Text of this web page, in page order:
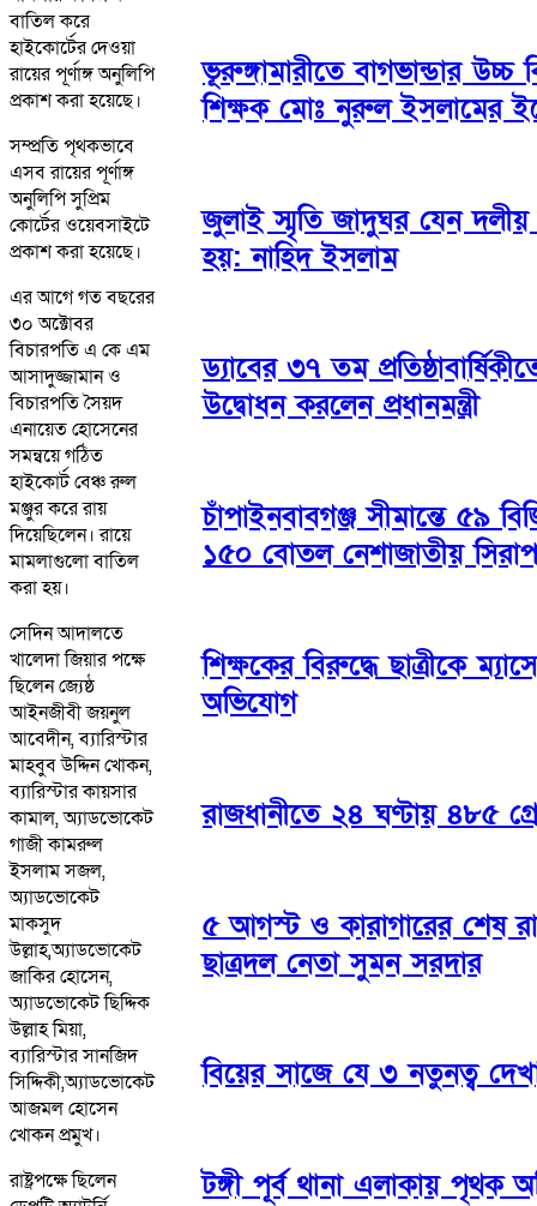
বাতিল করে
হাইকোর্টের দেওয়া
রায়ের পূর্ণাঙ্গ অনুলিপি
প্রকাশ করা হয়েছে।
সম্প্রতি পৃথকভাবে
এসব রায়ের পূর্ণাঙ্গ
অনুলিপি সুপ্রিম
কোর্টের ওয়েবসাইটে
প্রকাশ করা হয়েছে।
এর আগে গত বছরের
৩০ অক্টোবর
বিচারপতি এ কে এম
আসাদুজ্জামান ও
বিচারপতি সৈয়দ
এনায়েত হোসেনের
সমন্বয়ে গঠিত
হাইকোর্ট বেঞ্চ রুল
মঞ্জুর করে রায়
দিয়েছিলেন। রায়ে
মামলাগুলো বাতিল
করা হয়।
সেদিন আদালতে
খালেদা জিয়ার পক্ষে
ছিলেন জ্যেষ্ঠ
আইনজীবী জয়নুল
আবেদীন, ব্যারিস্টার
মাহবুব উদ্দিন খোকন,
ব্যারিস্টার কায়সার
কামাল, অ্যাডভোকেট
গাজী কামরুল
ইসলাম সজল,
অ্যাডভোকেট
মাকসুদ
উল্লাহ,অ্যাডভোকেট
জাকির হোসেন,
অ্যাডভোকেট ছিদ্দিক
উল্লাহ মিয়া,
ব্যারিস্টার সানজিদ
সিদ্দিকী,অ্যাডভোকেট
আজমল হোসেন
খোকন প্রমুখ।
রাষ্ট্রপক্ষে ছিলেন
ভূরুঙ্গামারীতে বাগভান্ডার উচ্চ
শিক্ষক মোঃ নুরুল ইসলামের
জুলাই স্মৃতি জাদুঘর যেন দলীয়
হয়: নাহিদ ইসলাম
ড্যাবের ৩৭ তম
উদ্বোধন করলেন প্রধানমন্ত্রী
চাঁপাইনবাবগঞ্জ সীমান্তে ৫৯
১৫০ বোতল নেশাজাতীয়
শিক্ষকের বিরুদ্ধে ছাত্রীকে
অভিযোগ
রাজধানীতে ২৪ ঘণ্টায় ৪৮৫
৫ আগস্ট ও কারাগারের শেষ
ছাত্রদল নেতা সুমন সরদার
বিয়ের সাজে যে ৩ নতুনত্ব
টঙ্গী পূর্ব থানা এলাকায় পৃথক